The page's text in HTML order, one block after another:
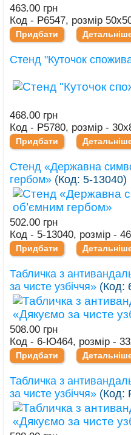
463.00 грн
Код - Р6547, розмір
Придбати
Стенд "Куточок
468.00 грн
Код - Р5780, розмір -
Придбати
Стенд «Державна
гербом» (Код:5-13040)
502.00 грн
Код - 5-13040, розмір -
Придбати
Табличка з
за чисте узбіччя» (Код:
508.00 грн
Код - 6-Ю464, розмір -
Придбати
Табличка з
за чисте узбіччя» (Код: